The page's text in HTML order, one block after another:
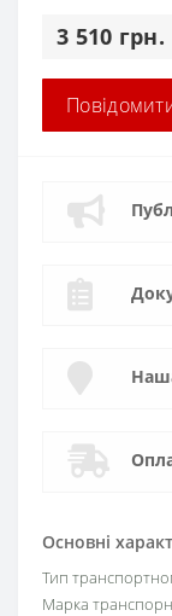
3 510 грн.
Основні
Тип
Марка